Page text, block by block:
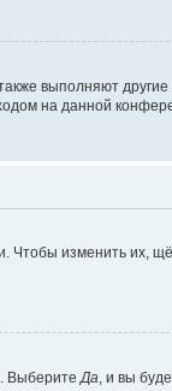
выполняют
на данной
Чтобы изменить их,
. ВыберитеДа, и вы